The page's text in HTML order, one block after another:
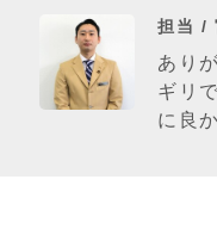
担当 /
あり
ギリ
に良